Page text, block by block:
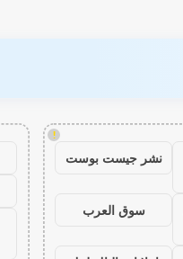
!
نشر جيست بوست
سوق العرب